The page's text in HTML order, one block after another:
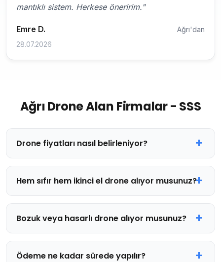
mantıklı sistem. Herkese öneririm."
Emre D. Ağrı'dan
28.07.2026
Ağrı Drone Alan Firmalar - SSS
Drone fiyatları nasıl belirleniyor?
Hem sıfır hem ikinci el drone alıyor musunuz?
Bozuk veya hasarlı drone alıyor musunuz?
Ödeme ne kadar sürede yapılır?